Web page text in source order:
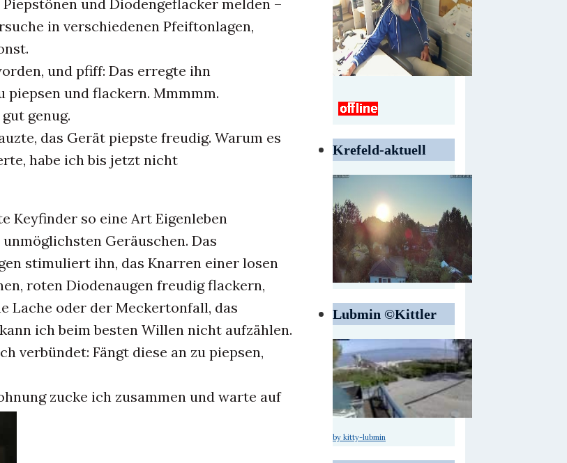
und Diodengeflacker melden –
in verschiedenen Pfeiftonlagen,
und pfiff: Das erregte ihn
piepsen und flackern. Mmmmm.
genug.
das Gerät piepste freudig. Warum es
habe ich bis jetzt nicht
Keyfinder so eine Art Eigenleben
Geräuschen. Das
stimuliert ihn, das Knarren einer losen
roten Diodenaugen freudig flackern,
Lache oder der Meckertonfall, das
ich beim besten Willen nicht aufzählen.
verbündet: Fängt diese an zu piepsen,
zucke ich zusammen und warte auf
Krefeld-aktuell
Lubmin ©Kittler
by kitty-lubmin